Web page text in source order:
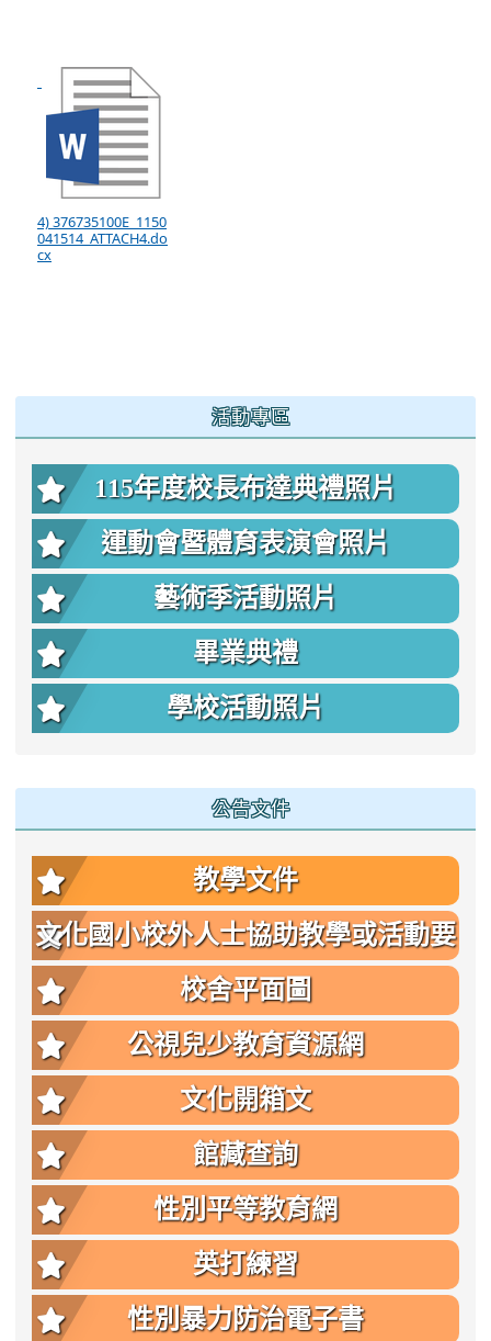
4) 376735100E_1150
041514_ATTACH4.do
cx
活動專區
115年度校長布達典禮照片
運動會暨體育表演會照片
藝術季活動照片
畢業典禮
學校活動照片
公告文件
教學文件
文化國小校外人士協助教學或活動要
點
校舍平面圖
公視兒少教育資源網
文化開箱文
館藏查詢
性別平等教育網
英打練習
性別暴力防治電子書